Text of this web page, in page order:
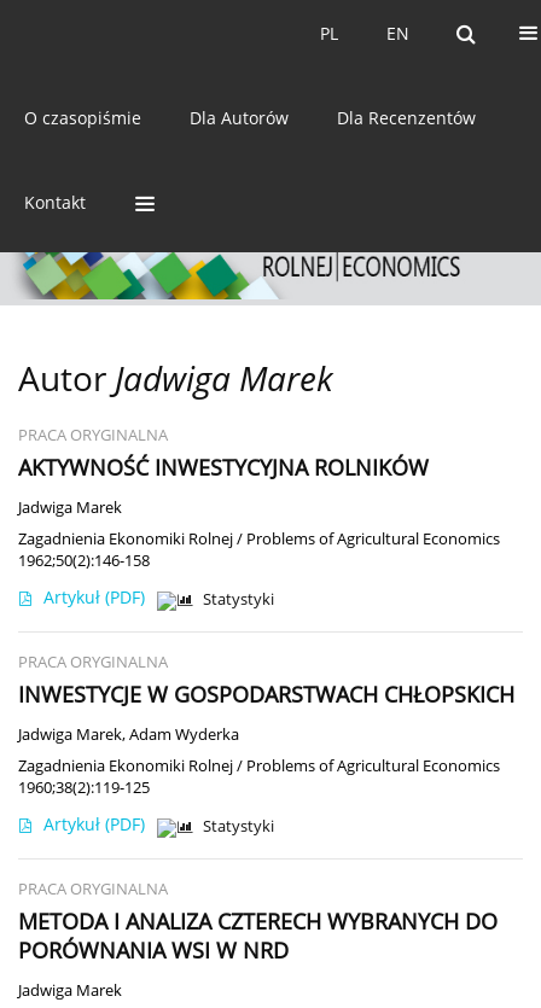
EN
PL EN
PL
O czasopiśmie Dla Autorów Dla Recenzentów
Kontakt
ISSN: 0044-1600
Autor Jadwiga Marek
PRACA ORYGINALNA
AKTYWNOŚĆ INWESTYCYJNA ROLNIKÓW
Jadwiga Marek
Zagadnienia Ekonomiki Rolnej / Problems of Agricultural Economics
1962;50(2):146-158
Artykuł (PDF) Statystyki
PRACA ORYGINALNA
INWESTYCJE W GOSPODARSTWACH CHŁOPSKICH
Jadwiga Marek,Adam Wyderka
Zagadnienia Ekonomiki Rolnej / Problems of Agricultural Economics
1960;38(2):119-125
Artykuł (PDF) Statystyki
PRACA ORYGINALNA
METODA I ANALIZA CZTERECH WYBRANYCH DO
PORÓWNANIA WSI W NRD
Jadwiga Marek